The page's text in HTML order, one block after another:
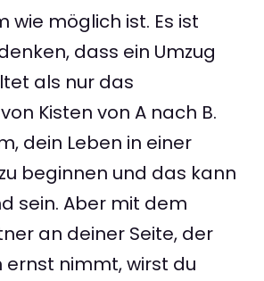
wie möglich ist. Es ist
dass ein Umzug
als nur das
Kisten von A nach B.
dein Leben in einer
beginnen und das kann
sein. Aber mit dem
an deiner Seite, der
ernst nimmt, wirst du